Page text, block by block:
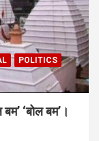
POLITICS
‘बोल बम’।